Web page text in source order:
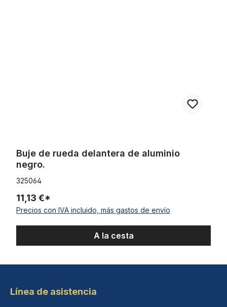
Buje de rueda delantera de aluminio
negro.
325064
11,13 €*
Precios con IVA incluido, más gastos de envío
A la cesta
Línea de asistencia